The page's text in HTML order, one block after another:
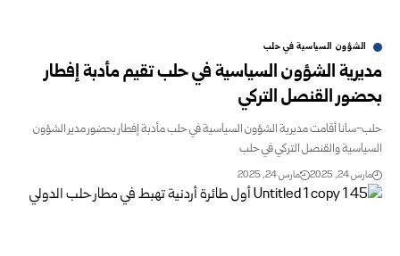
الشؤون السياسية في حلب
مديرية الشؤون السياسية في حلب تقيم مأدبة إفطار
بحضور القنصل التركي
حلب-سانا أقامت مديرية الشؤون السياسية في حلب مأدبة إفطار بحضور مدير الشؤون
السياسية والقنصل التركي في حلب
مارس 24, 2025 مارس 24, 2025